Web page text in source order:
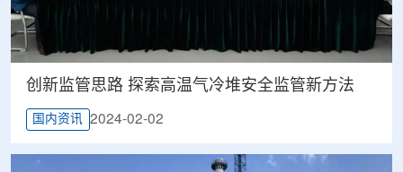
创新监管思路 探索高温气冷堆安全监管新方法
国内资讯 2024-02-02